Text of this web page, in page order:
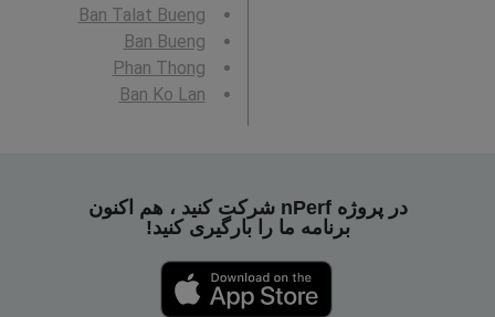
Ban Talat Bueng
Ban Bueng
Phan Thong
Ban Ko Lan
در پروژه nPerf شرکت کنید ، هم اکنون
برنامه ما را بارگیری کنید!